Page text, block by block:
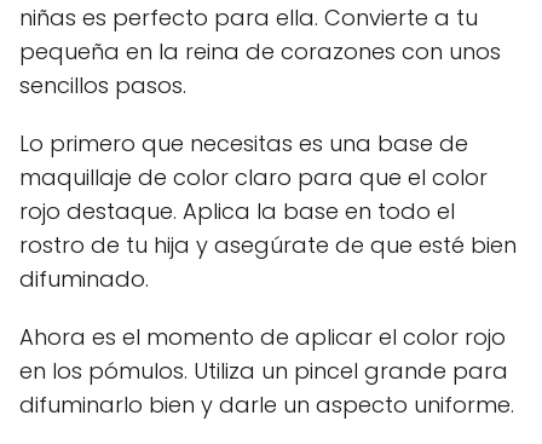
niñas es perfecto para ella. Convierte a tu
pequeña en la reina de corazones con unos
sencillos pasos.
Lo primero que necesitas es una base de
maquillaje de color claro para que el color
rojo destaque. Aplica la base en todo el
rostro de tu hija y asegúrate de que esté bien
difuminado.
Ahora es el momento de aplicar el color rojo
en los pómulos. Utiliza un pincel grande para
difuminarlo bien y darle un aspecto uniforme.